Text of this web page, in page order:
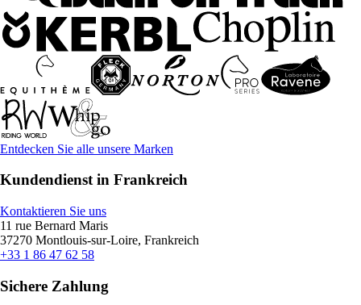
Entdecken Sie alle unsere Marken
Kundendienst in Frankreich
Kontaktieren Sie uns
11 rue Bernard Maris
37270 Montlouis-sur-Loire, Frankreich
+33 1 86 47 62 58
Sichere Zahlung